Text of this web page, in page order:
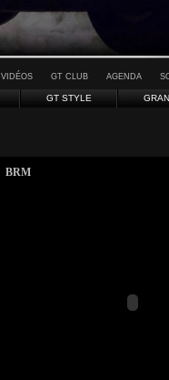
VIDÉOS GT CLUB AGENDA
GT STYLE
BRM